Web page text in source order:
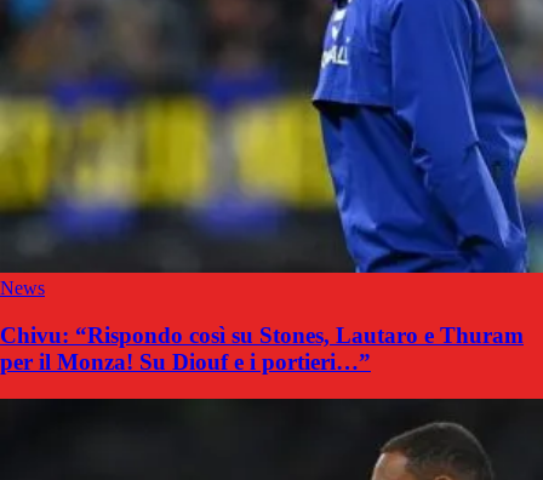
News
Chivu: “Rispondo così su Stones, Lautaro e Thuram
per il Monza! Su Diouf e i portieri…”